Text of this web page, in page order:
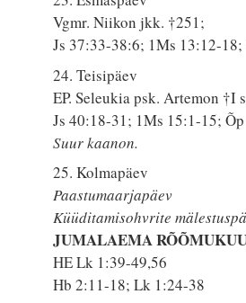
Vgmr. Niikon jkk. †251;
Js 37:33-38:6; 1Ms 13:12-
24. Teisipäev
EP. Seleukia psk. Artemon †I
Js 40:18-31; 1Ms 15:1-15;
Suur kaanon.
25. Kolmapäev
Paastumaarjapäev
Küüditamisohvrite
JUMALAEMA
HE Lk 1:39-49,56
Hb 2:11-18; Lk 1:24-38